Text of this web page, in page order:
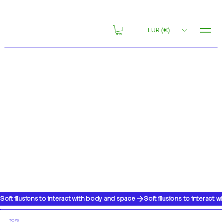
EUR (€) MENU
Soft illusions to interact with body and space
TOPS